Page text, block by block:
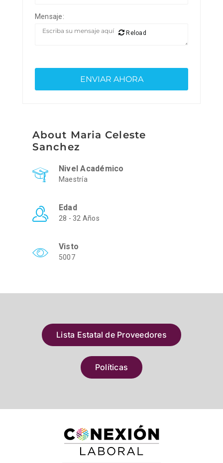
Mensaje:
Reload
About Maria Celeste
Sanchez
Nivel Académico
Maestría
Edad
28 - 32 Años
Visto
5007
Lista Estatal de Proveedores
Políticas